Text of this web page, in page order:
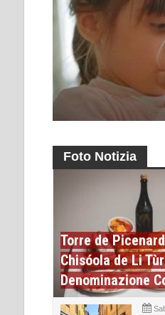
Foto Notizia
Torre de
Chisóola de Li
Denominazione